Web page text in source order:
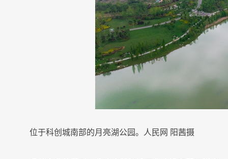
位于科创城南部的月亮湖公园。人民网 阳茜摄